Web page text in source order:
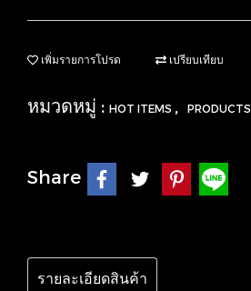
เพิ่มรายการโปรด เปรียบเทียบ
หมวดหมู่ : HOT ITEMS , PRODUCTS
Share
รายละเอียดสินค้า